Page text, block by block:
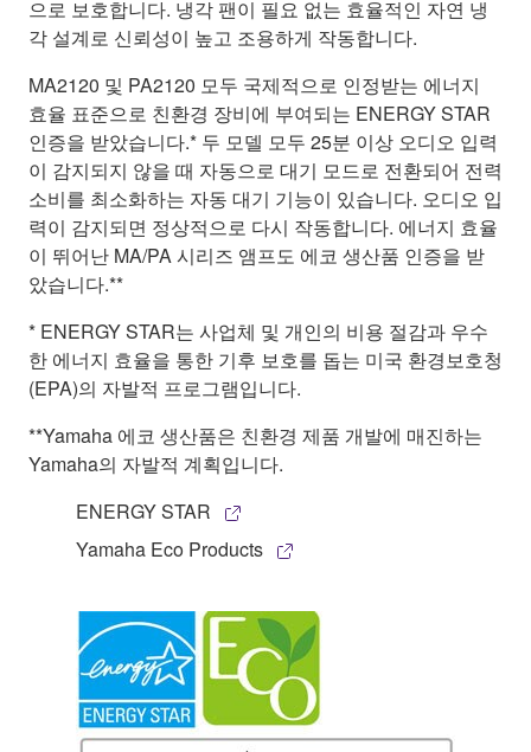
으로 보호합니다. 냉각 팬이 필요 없는 효율적인 자연 냉
각 설계로 신뢰성이 높고 조용하게 작동합니다.
MA2120 및 PA2120 모두 국제적으로 인정받는 에너지
효율 표준으로 친환경 장비에 부여되는 ENERGY STAR
인증을 받았습니다.* 두 모델 모두 25분 이상 오디오 입력
이 감지되지 않을 때 자동으로 대기 모드로 전환되어 전력
소비를 최소화하는 자동 대기 기능이 있습니다. 오디오 입
력이 감지되면 정상적으로 다시 작동합니다. 에너지 효율
이 뛰어난 MA/PA 시리즈 앰프도 에코 생산품 인증을 받
았습니다.**
* ENERGY STAR는 사업체 및 개인의 비용 절감과 우수
한 에너지 효율을 통한 기후 보호를 돕는 미국 환경보호청
(EPA)의 자발적 프로그램입니다.
**Yamaha 에코 생산품은 친환경 제품 개발에 매진하는
Yamaha의 자발적 계획입니다.
ENERGY STAR
Yamaha Eco Products